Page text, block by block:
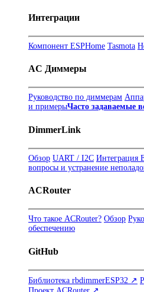
Интеграции
Компонент ESPHome Tasmota
AC Диммеры
Руководство по диммерам
и примерыЧасто задаваемые
DimmerLink
Обзор UART / I2C Интеграция
вопросы и устранение
ACRouter
Что такое ACRouter? Обзор
обеспечению
GitHub
Библиотека rbdimmerESP32 ↗